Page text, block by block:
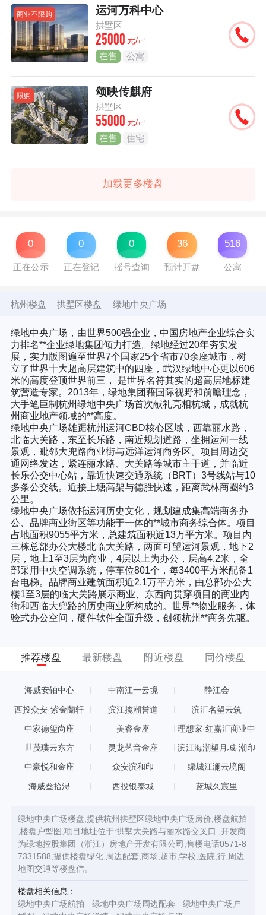
商业不限购 运河万科中心
拱墅区
25000 元/㎡
在售 公寓
限购 颂映传麒府
拱墅区
55000 元/㎡
在售 住宅
加载更多楼盘
0
正在公示
0
正在登记
0
摇号查询
36
预计开盘
516
公寓
杭州楼盘 拱墅区楼盘 绿地中央广场
绿地中央广场 ，由世界500强企业，中国房地产企业综合实
力排名**企业绿地集团倾力打造。绿地经过20年夯实发
展，实力版图遍至世界7个国家25个省市70余座城市，树
立了世界十大超高层建筑中的四座，武汉绿地中心更以606
米的高度登顶世界前三， 是世界名符其实的超高层地标建
筑营造专家。2013年，绿地集团藉国际视野和前瞻理念，
大手笔巨制杭州绿地中央广场首次献礼亮相杭城，成就杭
州商业地产领域的**高度。
绿地中央广场雄踞杭州运河CBD核心区域，西靠丽水路，
北临大关路，东至长乐路，南近规划道路，坐拥运河一线
景观，毗邻大兜路商业街与远洋运河商务区。项目周边交
通网络发达，紧连丽水路、大关路等城市主干道，并临近
长乐公交中心站，靠近快速交通系统（BRT）3号线站与10
多条公交线。近接上塘高架与德胜快速，距离武林商圈约3
公里。
绿地中央广场依托运河历史文化，规划建成集高端商务办
公、品牌商业街区等功能于一体的**城市商务综合体。项目
占地面积9055平方米，总建筑面积近13万平方米。项目内
三栋总部办公大楼北临大关路，两面可望运河景观，地下2
层，地上1至3层为商业，4层以上为办公，层高4.2米，全
部采用中央空调系统，停车位801个，每3400平方米配备1
台电梯。品牌商业建筑面积近2.1万平方米，由总部办公大
楼1至3层的临大关路展示商业、东西向贯穿项目的商业内
街和西临大兜路的历史商业所构成的。世界**物业服务，体
验式办公空间，硬件软件全面升级，创领杭州**商务先驱。
推荐楼盘 最新楼盘 附近楼盘 同价楼盘
海威安铂中心 中南江一云境 静江会
西投众安·紫金蘭轩 滨江揽潮誉道 滨汇名望云筑
中家德玺尚座 美睿金座
理想家·红嘉汇商业中
世茂璞云东方 灵龙艺音金座 滨江海潮望月城·潮印
中豪悦和金座 众安滨和印 绿城江澜云境阁
海威叁拾浔 西投银泰城 蓝城久宸里
绿地中央广场楼盘,提供杭州拱墅区绿地中央广场房价,楼盘航拍
,楼盘户型图,项目地址位于:拱墅大关路与丽水路交叉口 ,开发商
为绿地控股集团（浙江）房地产开发有限公司,售楼电话0571-8
7331588,提供楼盘绿化,周边配套,商场,超市,学校,医院,行,周边
地图交通等楼盘信。
楼盘相关信息：
绿地中央广场航拍
绿地中央广场周边配套
绿地中央广场户